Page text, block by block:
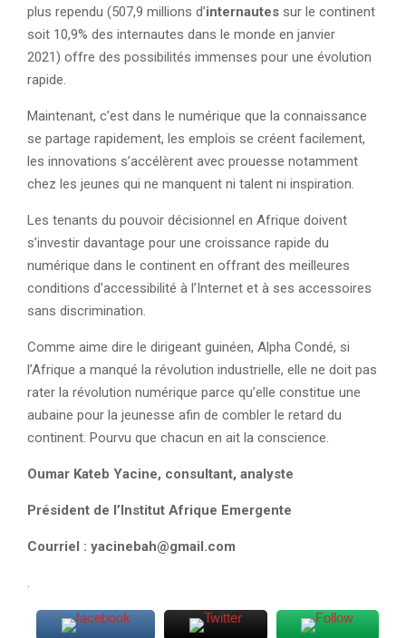
plus rependu (507,9 millions d’internautes sur le continent
soit 10,9% des internautes dans le monde en janvier
2021) offre des possibilités immenses pour une évolution
rapide.
Maintenant, c’est dans le numérique que la connaissance
se partage rapidement, les emplois se créent facilement,
les innovations s’accélèrent avec prouesse notamment
chez les jeunes qui ne manquent ni talent ni inspiration.
Les tenants du pouvoir décisionnel en Afrique doivent
s’investir davantage pour une croissance rapide du
numérique dans le continent en offrant des meilleures
conditions d’accessibilité à l’Internet et à ses accessoires
sans discrimination.
Comme aime dire le dirigeant guinéen, Alpha Condé, si
l’Afrique a manqué la révolution industrielle, elle ne doit pas
rater la révolution numérique parce qu’elle constitue une
aubaine pour la jeunesse afin de combler le retard du
continent. Pourvu que chacun en ait la conscience.
Oumar Kateb Yacine, consultant, analyste
Président de l’Institut Afrique Emergente
Courriel : yacinebah@gmail.com
.